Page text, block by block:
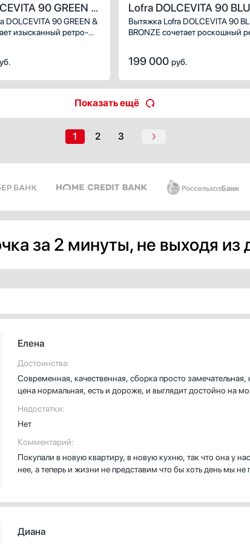
90 GREEN &
DOLCEVITA 90 GREEN &
изысканный ретро-
кухне
и рециркуляции
эффективное удаление
и жировых частиц.
Lofra DOLCEVITA 90
BRONZE
Вытяжка Lofra DOLCEVITA 90
BRONZE сочетает роскошный
с бронзовой отделкой создаёт
а режимы отвода и
обеспечивают эффективное
воздуха от пара, запахов и
частиц.
199 000 руб.
Показать ещё
1 2 3
за 2 минуты, не выходя из
Елена
Достоинства:
Современная, качественная, сборка просто
цена нормальная, есть и дороже, и выглядит достойно на
Недостатки:
Нет
Комментарий:
Покупали в новую квартиру, в новую кухню, так что она у
нее, а теперь и жизни не представим что бы хоть день мы
Диана